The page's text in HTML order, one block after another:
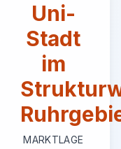
Uni-
Stadt
im
MARKTLAGE